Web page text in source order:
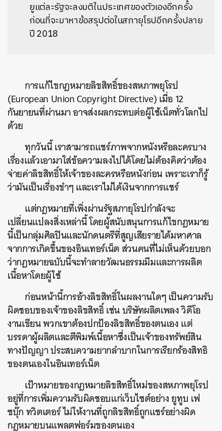
ยูแต่ละรัฐจะลงมติในประเทศของตัวเองอีกครั้ง
ก่อนที่จะมาหาข้อสรุปต่อในสภายุโรปอีกครั้งปลาย
ปี 2018
การแก้ไขกฎหมายลิขสิทธิ์ของสหภาพยุโรป
(European Union Copyright Directive) เมื่อ 12
กันยายนที่ผ่านมา อาจส่งผลกระทบต่อผู้ใช้เน็ตทั่วโลกไป
ด้วย
ทุกวันนี้ เราสามารถแชร์ภาพจากหนังหรือละครบาง
เรื่องแล้วเอามาใส่ข้อความลงไปได้โดยไม่ต้องคิดว่าต้อง
จ่ายค่าลิขสิทธิ์ให้เจ้าของละครหรือหนังก่อน เพราะเราก็รู้
ว่ามันเป็นเรื่องขำๆ และเราไม่ได้เงินจากการแชร์
แต่กฎหมายที่เพิ่งผ่านรัฐสภายุโรปกำลังจะ
เปลี่ยนแปลงสิ่งเหล่านี้ โดยผู้สนับสนุนการแก้ไขกฎหมาย
นี้เป็นกลุ่มศิลปินและนักดนตรีที่สูญเสียรายได้มหาศาล
จากการเกิดขึ้นของอินเทอร์เน็ต ส่วนคนที่ไม่เห็นด้วยบอก
ว่ากฎหมายฉบับนี้จะทำลายวัฒนธรรมมีมและการผลิต
เนื้อหาโดยผู้ใช้
ก่อนหน้านี้การอ้างลิขสิทธิ์ในผลงานใดๆ เป็นความรับ
ผิดชอบของเจ้าของลิขสิทธิ์ เช่น บริษัทผลิตเพลง วิดีโอ
งานเขียน พวกเขาต้องปกป้องลิขสิทธิ์ของตนเอง แต่
บรรดาผู้ผลิตและตีพิมพ์เนื้อหาซึ่งเป็นเจ้าของทรัพย์สิน
ทางปัญญา ประสบความยากลำบากในการเรียกร้องสิทธิ
ของตนเองในอินเทอร์เน็ต
เป้าหมายของกฎหมายลิขสิทธิ์ใหม่ของสหภาพยุโรป
อยู่ที่การเพิ่มความรับผิดชอบแก่เว็บไซต์อย่าง ยูทูบ เฟ
ซบุ๊ก ทวิตเตอร์ ไม่ให้งานที่ถูกลิขสิทธิ์ถูกแชร์อย่างผิด
กฎหมายบนแพลตฟอร์มของตนเอง